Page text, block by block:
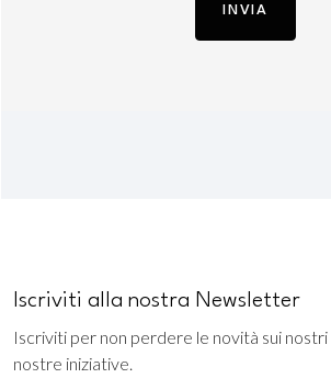
Iscriviti alla nostra Newsletter
Iscriviti per non perdere le novità sui
nostre iniziative.